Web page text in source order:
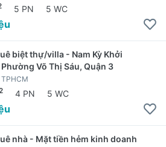
5 PN 5 WC
biệt thự/villa - Nam Kỳ Khởi
Võ Thị Sáu, Quận 3
4 PN 5 WC
nhà - Mặt tiền hẻm kinh doanh